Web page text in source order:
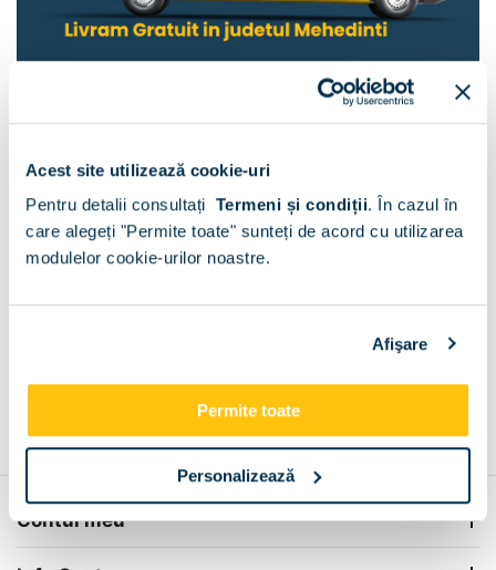
Acest site utilizează cookie-uri
Pentru detalii consultați Termeni și condiții. În cazul în
care alegeți "Permite toate" sunteți de acord cu utilizarea
modulelor cookie-urilor noastre.
Afişare
Permite toate
Personalizează
Livram GRATUIT in tot Judetul Mehedinti
valoare!
+
Grantie de producator 24 luni Rezolvam orice situatie!
+
Contul meu